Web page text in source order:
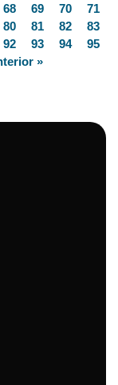
68 69 70
71
80 81 82
83
92 93 94
95
»